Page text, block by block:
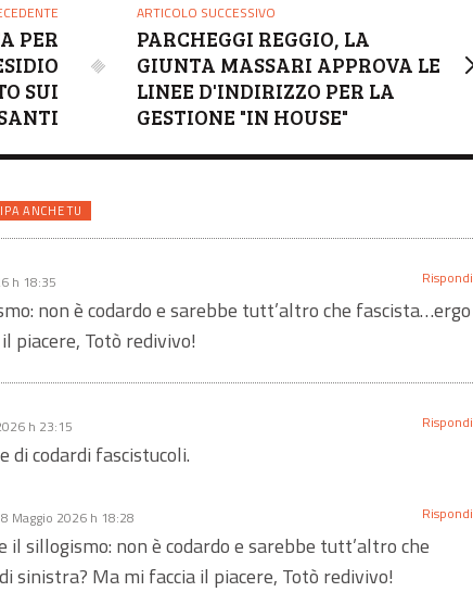
PER
SUI
ARTICOLO SUCCESSIVO
PARCHEGGI REGGIO, LA
GIUNTA MASSARI APPROVA LE
LINEE D'INDIRIZZO PER LA
GESTIONE "IN HOUSE"
ANCHE TU
h 18:35 Rispondi
non è codardo e sarebbe tutt’altro che fascista…ergo
piacere, Totò redivivo!
h 23:15 Rispondi
di codardi fascistucoli.
Maggio 2026 h 18:28 Rispondi
il sillogismo: non è codardo e sarebbe tutt’altro che
sinistra? Ma mi faccia il piacere, Totò redivivo!